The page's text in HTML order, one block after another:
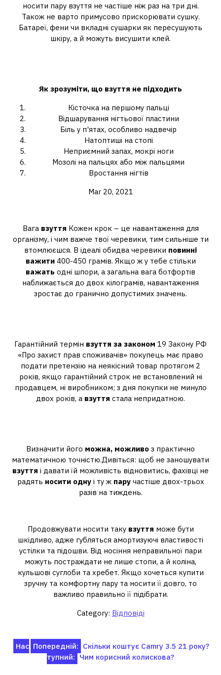
носити пару взуття не частіше ніж раз на три дні.
Також не варто примусово прискорювати сушку.
Батареї, фени чи вкладні сушарки як пересушують
шкіру, а й можуть висушити клей.
Як зрозуміти, що взуття не підходить
Кісточка на першому пальці
Відшарування нігтьової пластини
Біль у п'ятах, особливо надвечір
Натоптиші на стопі
Неприємний запах, мокрі ноги
Мозолі на пальцях або між пальцями
Вростання нігтів
Mar 20, 2021
Вага взуття Кожен крок – це навантаження для
організму, і чим важче твої черевики, тим сильніше ти
втомлюєшся. В ідеалі обидва черевики повинні
важити400-450 грамів. Якщо ж у тебе стільки
важать одні шпори, а загальна вага ботфортів
наближається до двох кілограмів, навантаження
зростає до гранично допустимих значень.
Гарантійний термін взуття за законом 19 Закону РФ
«Про захист прав споживачів» покупець має право
подати претензію на неякісний товар протягом 2
років, якщо гарантійний строк не встановлений ні
продавцем, ні виробником; з дня покупки не минуло
двох років, а взуття стала непридатною.
Визначити його можна, можливо з практично
математичною точністю.Дивіться: щоб не заношувати
взуття і давати їй можливість відновитись, фахівці не
радять носити однуі ту ж паручастіше двох-трьох
разів на тиждень.
Продовжувати носити таку взуття може бути
шкідливо, адже губляться амортизуючі властивості
устілки та підошви. Від носіння неправильної пари
можуть постраждати не лише стопи, а й коліна,
кульшові суглоби та хребет. Якщо хочеться купити
зручну та комфортну пару та носити її довго, то
важливо правильно її підібрати.
Category: Відповіді
Навігація
записів
Попередній: Скільки коштує Camry 3.5 21 року?
Нас
тупний: Чим корисний колискова?